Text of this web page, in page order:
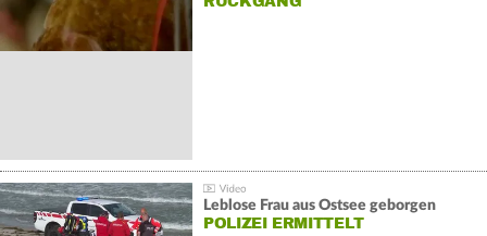
Leblose Frau aus Ostsee geborgen
POLIZEI ERMITTELT